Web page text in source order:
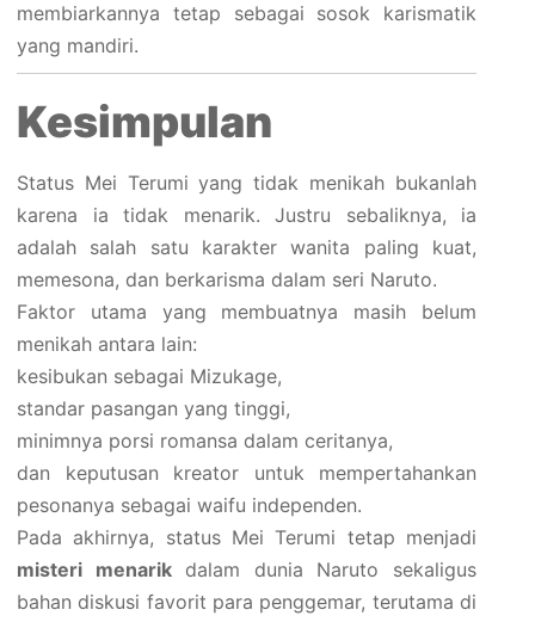
membiarkannya tetap sebagai sosok karismatik
yang mandiri.
Kesimpulan
Status Mei Terumi yang tidak menikah bukanlah
karena ia tidak menarik. Justru sebaliknya, ia
adalah salah satu karakter wanita paling kuat,
memesona, dan berkarisma dalam seri Naruto.
Faktor utama yang membuatnya masih belum
menikah antara lain:
kesibukan sebagai Mizukage,
standar pasangan yang tinggi,
minimnya porsi romansa dalam ceritanya,
dan keputusan kreator untuk mempertahankan
pesonanya sebagai waifu independen.
Pada akhirnya, status Mei Terumi tetap menjadi
misteri menarikdalam dunia Naruto sekaligus
bahan diskusi favorit para penggemar, terutama di